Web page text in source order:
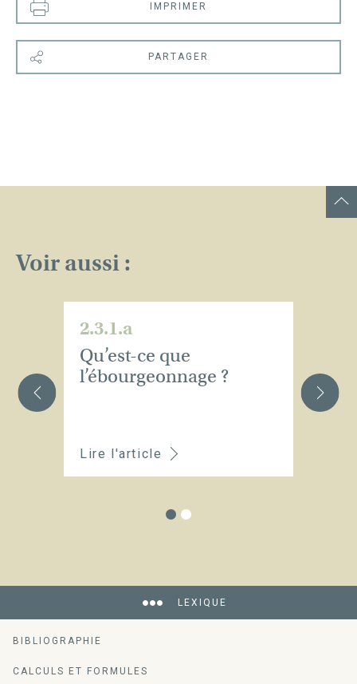
IMPRIMER
PARTAGER
Voir aussi :
2.3.1.a
Qu’est-ce que
l’ébourgeonnage ?
Lire l'article
LEXIQUE
BIBLIOGRAPHIE
CALCULS ET FORMULES